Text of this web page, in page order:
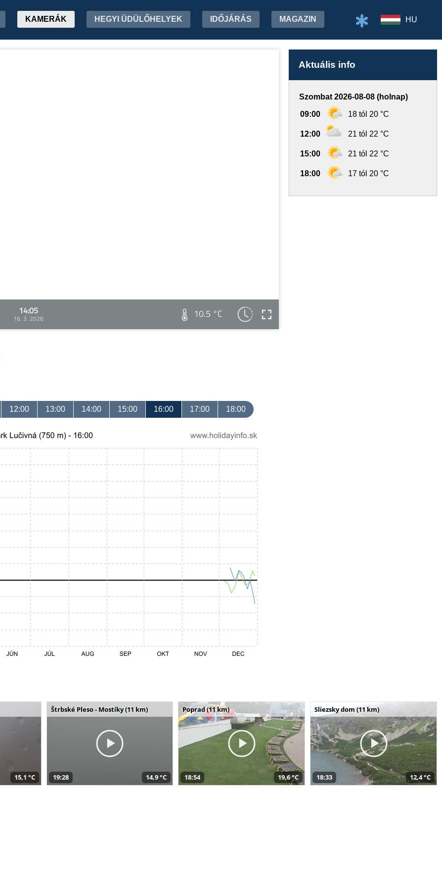
KAMERÁK HEGYI ÜDÜLŐHELYEK IDŐJÁRÁS MAGAZIN HU
14:05
16. 3. 2026 10.5 °C
Aktuális info
Szombat 2026-08-08 (holnap)
09:00 18 tól 20 °C
12:00 21 tól 22 °C
15:00 21 tól 22 °C
18:00 17 tól 20 °C
12:00 13:00 14:00 15:00 16:00 17:00 18:00
15,1 °C
Štrbské Pleso - Mostíky (11 km)
19:28 14,9 °C
Poprad (11 km)
18:54 19,6 °C
Sliezsky dom (11 km)
18:33 12,4 °C